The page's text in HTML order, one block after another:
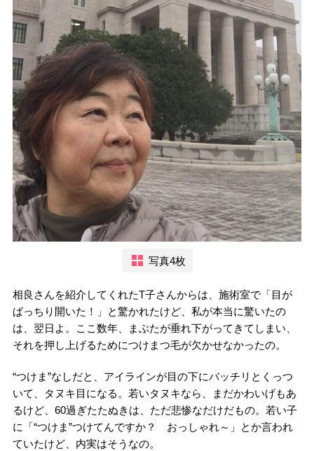
写真4枚
相良さんを紹介してくれたT子さんからは、施術室で「目が
ぱっちり開いた！」と驚かれたけど、私が本当に驚いたの
は、翌日よ。ここ数年、まぶたが垂れ下がってきてしまい、
それを押し上げるためにつけまつ毛が欠かせなかったの。
“つけま”なしだと、アイラインが目の下にバッチリとくっつ
いて、タヌキ目になる。若いタヌキなら、まだかわいげもあ
るけど、60過ぎたたぬきは、ただ悲惨なだけだもの。若い子
に「“つけま”つけてんですか？ おっしゃれ～」とか言われ
ていたけど、内実はそうなの。